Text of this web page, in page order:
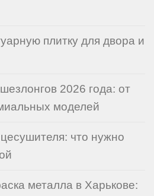
плитку для двора и
2026 года: от
моделей
что нужно
металла в Харькове: